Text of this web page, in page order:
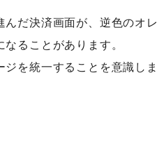
だ決済画面が、逆色のオレ
ることがあります。
を統一することを意識しま